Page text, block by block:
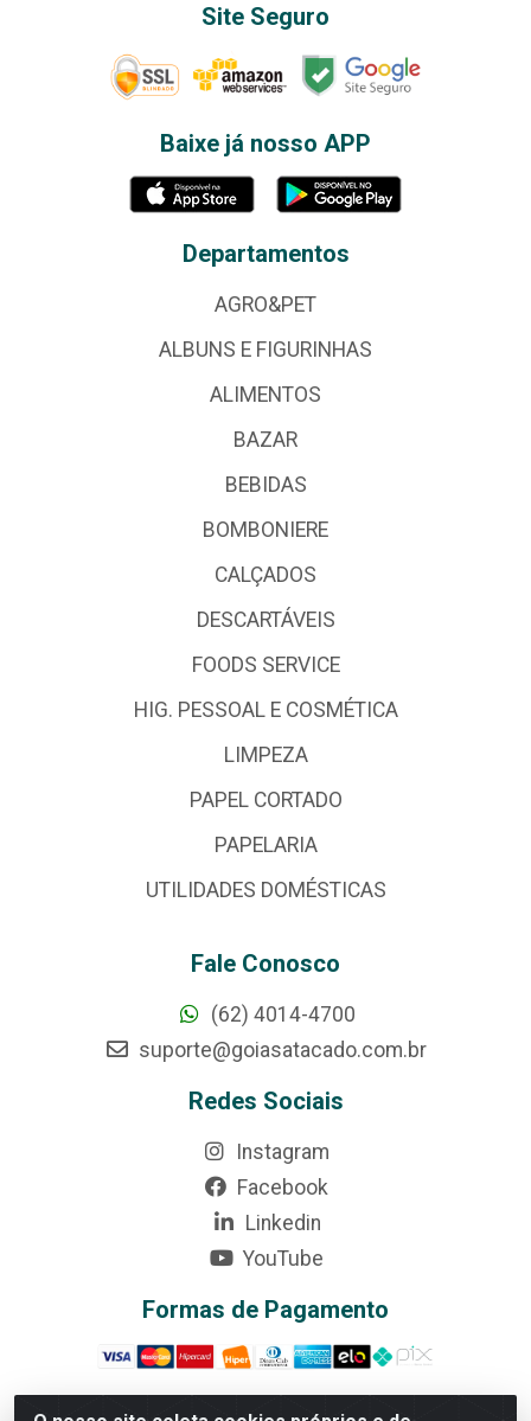
Site Seguro
Baixe já nosso APP
Departamentos
AGRO&PET
ALBUNS E FIGURINHAS
ALIMENTOS
BAZAR
BEBIDAS
BOMBONIERE
CALÇADOS
DESCARTÁVEIS
FOODS SERVICE
HIG. PESSOAL E COSMÉTICA
LIMPEZA
PAPEL CORTADO
PAPELARIA
UTILIDADES DOMÉSTICAS
Fale Conosco
(62) 4014-4700
suporte@goiasatacado.com.br
Redes Sociais
Instagram
Facebook
Linkedin
YouTube
Formas de Pagamento